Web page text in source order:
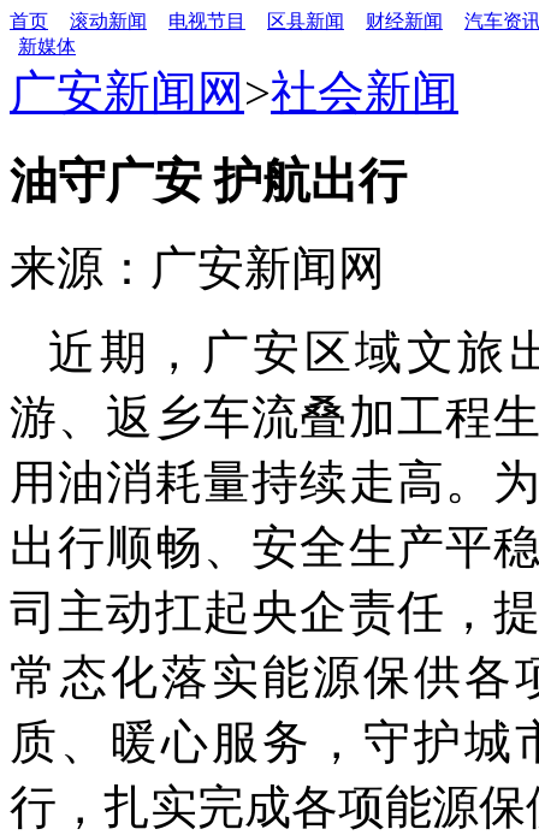
首页 滚动新闻 电视节目 区县新闻 财经新闻
汽车资
新媒体
广安新闻网 >社会新闻
油守广安 护航出行
来源：广安新闻网
近期，广安区域文旅
游、返乡车流叠加工程
用油消耗量持续走高。
出行顺畅、安全生产平
司主动扛起央企责任，
常态化落实能源保供各
质、暖心服务，守护城
行，扎实完成各项能源